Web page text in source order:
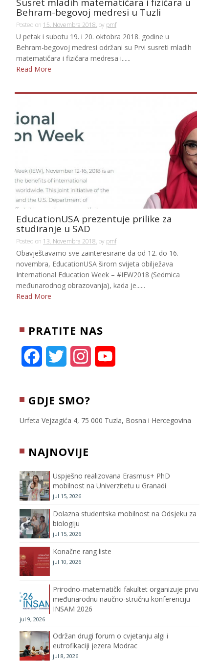
Behram-begovoj medresi u Tuzli
Posted on 15. Novembra 2018. by pmf
U petak i subotu 19. i 20. oktobra 2018. godine u
Behram-begovoj medresi održani su Prvi susreti mladih
matematičara i fizičara medresa i......
Read More
EducationUSA prezentuje prilike za
studiranje u SAD
Posted on 13. Novembra 2018. by pmf
Obavještavamo sve zainteresirane da od 12. do 16.
novembra, EducationUSA širom svijeta obilježava
International Education Week – #IEW2018 (Sedmica
međunarodnog obrazovanja), kada je......
Read More
PRATITE NAS
c
e
o
o
k
i
t
e
r
t
r
T
e
e
GDJE SMO?
Urfeta Vejzagića 4, 75 000 Tuzla, Bosna i Hercegovina
NAJNOVIJE
Uspješno realizovana Erasmus+ PhD
mobilnost na Univerzitetu u Granadi
jul 15, 2026
Dolazna studentska mobilnost na Odsjeku za
biologiju
jul 15, 2026
Konačne rang liste
jul 10, 2026
Prirodno-matematički fakultet organizuje prvu
međunarodnu naučno-stručnu konferenciju
INSAM 2026
jul 9, 2026
Održan drugi forum o cvjetanju algi i
eutrofikaciji jezera Modrac
jul 8, 2026